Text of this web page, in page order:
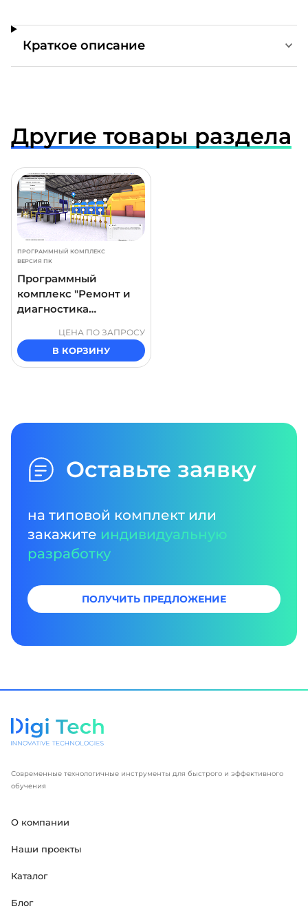
Краткое описание
Другие товары раздела
ПРОГРАММНЫЙ КОМПЛЕКС
ВЕРСИЯ ПК
Программный
комплекс "Ремонт и
диагностика
оборудования"
ЦЕНА ПО ЗАПРОСУ
В КОРЗИНУ
Оставьте заявку
на типовой комплект или
закажите индивидуальную
разработку
ПОЛУЧИТЬ ПРЕДЛОЖЕНИЕ
Современные технологичные инструменты для быстрого и эффективного
обучения
О компании
Наши проекты
Каталог
Блог